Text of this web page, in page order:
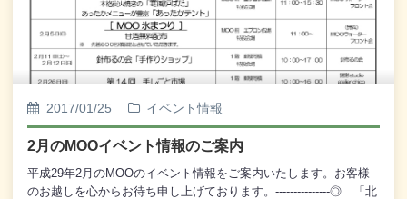
2017/01/25 イベント情報
2月のMOOイベント情報のご案内
平成29年2月のMOOのイベント情報をご案内いたします。お客様
のお越しを心からお待ち申し上げております。---------------◎ 「北